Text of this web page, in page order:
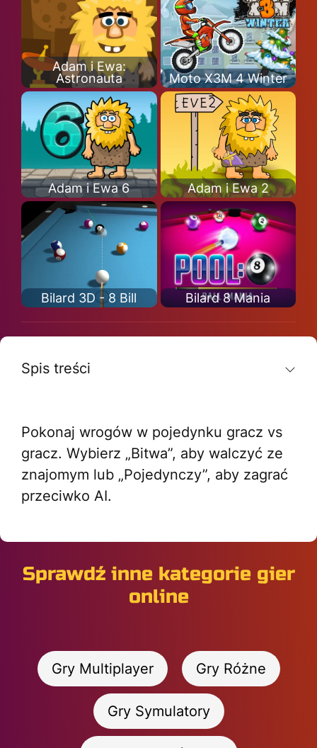
Adam i Ewa:
Astronauta
Moto X3M 4 Winter
Adam i Ewa 6 Adam i Ewa 2
Bilard 3D - 8 Bill Bilard 8 Mania
Spis treści
Pokonaj wrogów w pojedynku gracz vs
gracz. Wybierz „Bitwa”, aby walczyć ze
znajomym lub „Pojedynczy”, aby zagrać
przeciwko AI.
Sprawdź inne kategorie gier
online
Gry Multiplayer Gry Różne
Gry Symulatory